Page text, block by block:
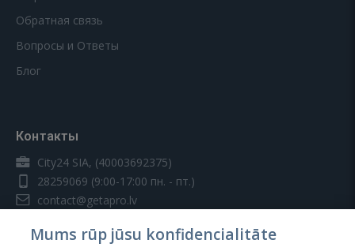
Обратная связь
Вопросы и Ответы
Блог
Контакты
City24 SIA, (40003692375)
28259069 (9:00-17:00 пн. - пт.)
contact@getapro.lv
Mums rūp jūsu konfidencialitāte